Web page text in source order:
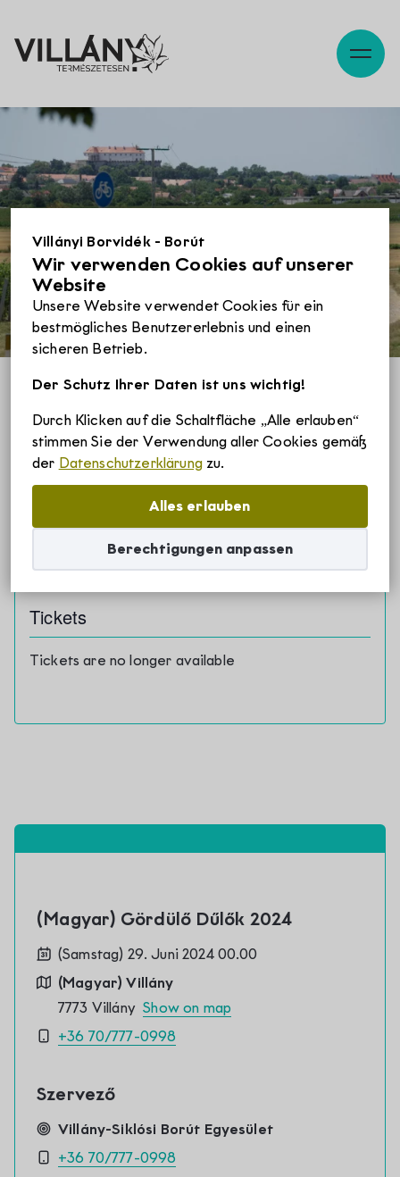
Villányi Borvidék - Borút
Wir verwenden Cookies auf unserer
Website
Unsere Website verwendet Cookies für ein
bestmögliches Benutzererlebnis und einen
sicheren Betrieb.
Der Schutz Ihrer Daten ist uns wichtig!
Durch Klicken auf die Schaltfläche „Alle erlauben“
stimmen Sie der Verwendung aller Cookies gemäß
der Datenschutzerklärungzu.
Alles erlauben
Berechtigungen anpassen
Beschreibung Karte
Főoldal
(Magyar) Programok
(Magyar) Gördülő Dűlők 2024
(Magyar) Gördülő Dűlők
Leider ist der Eintrag nur auf
Tickets
Tickets are no longer available
(Magyar) Gördülő Dűlők 2024
(Samstag) 29. Juni 2024 00.00
(Magyar) Villány
7773 VillányShow on map
+36 70/777-0998
Szervező
Villány-Siklósi Borút Egyesület
+36 70/777-0998
Szabadidő
Programok
Éttermek
Szállások
Borvidékről
Villányi borvidék története
Villányi borvidék egyedülálló adottságai
Villányi eredetvédelem
Rólunk
Villány-Siklósi Borút Egyesület
Hírek
Pályázatok